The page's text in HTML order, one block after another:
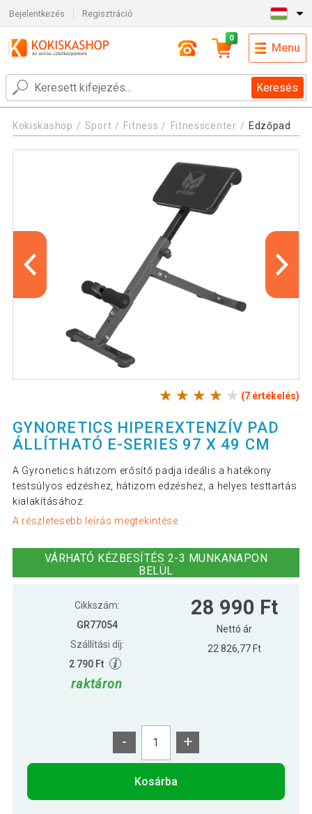
Bejelentkezés Regisztráció
Keresés
0
Menu
Kokiskashop Sport Fitness Fitnesscenter Edzőpad
(7 értékelés)
GYNORETICS HIPEREXTENZÍV PAD
ÁLLÍTHATÓ E-SERIES 97 X 49 CM
A Gyronetics hátizom erősítő padja ideális a hatékony
testsúlyos edzéshez, hátizom edzéshez, a helyes testtartás
kialakításához.
A részletesebb leírás megtekintése
VÁRHATÓ KÉZBESÍTÉS 2-3 MUNKANAPON
BELÜL
Cikkszám:
GR77054
Szállítási díj:
2 790 Ft
raktáron
28 990 Ft
Nettó ár
22 826,77 Ft
- +
Kosárba